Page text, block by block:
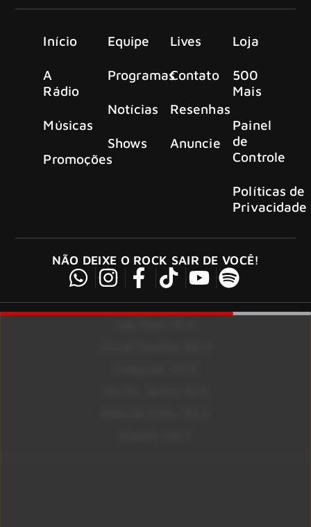
Início
A
Rádio
Músicas
Promoções
Equipe
Programas
Notícias
Shows
Lives
Contato
Resenhas
Anuncie
Loja
500
Mais
Painel
de
Controle
Políticas de
Privacidade
NÃO DEIXE O ROCK SAIR DE VOCÊ!